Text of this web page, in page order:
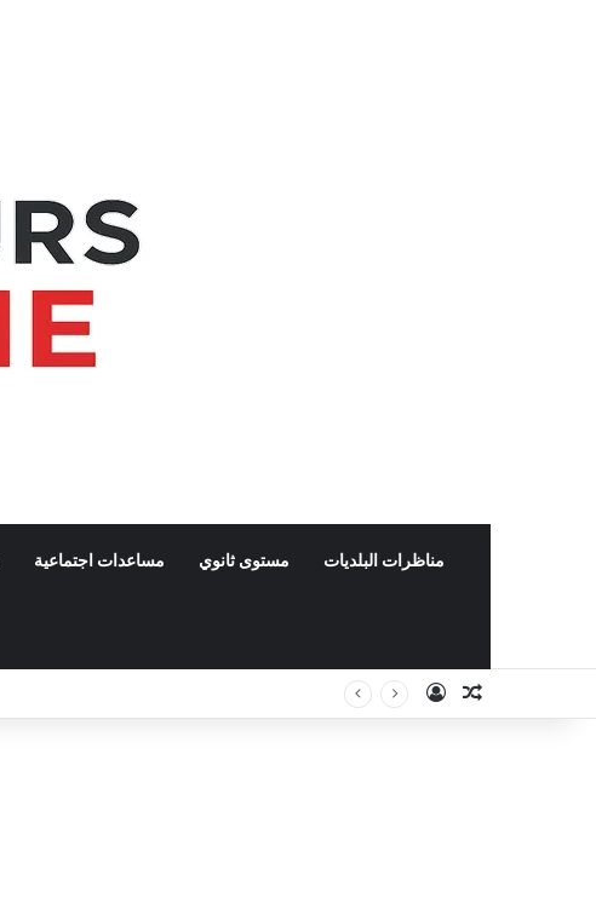
مساعدات اجتماعية مستوى ثانوي مناظرات البلديات
Connexion